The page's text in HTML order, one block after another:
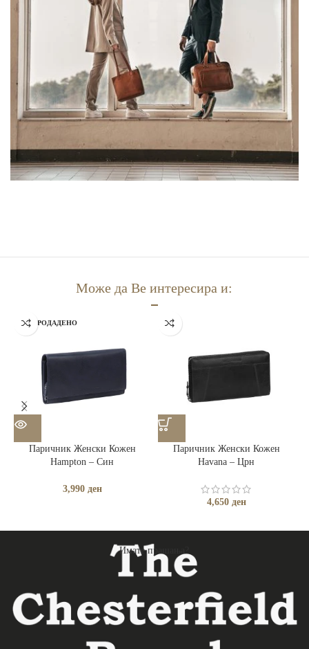
Може да Ве интересира и:
РАСПРОДАДЕНО
Паричник Женски Кожен
Hampton – Син
3,990 ден
Паричник Женски Кожен
Havana – Црн
4,650 ден
Имате прашања?